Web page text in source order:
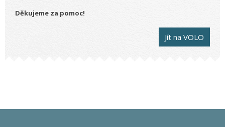
Děkujeme za pomoc!
Jít na VOLO